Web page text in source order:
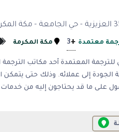
معتمدة +
3 مكة المكرمة
المعتمدة أحد مكاتب
الجودة إلى عملائه. وذلك حتى
على ما قد يحتاجون إليه من